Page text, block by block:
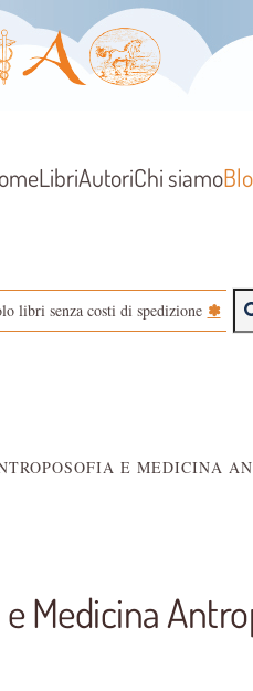
LibriAutoriChi siamo
libri senza costi di spedizione ✽
E MEDICINA
Medicina